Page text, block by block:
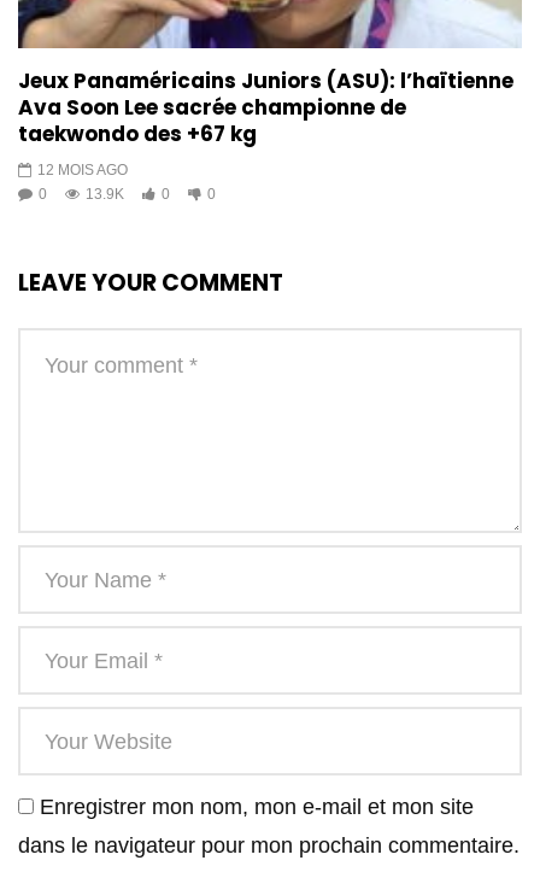
Jeux Panaméricains Juniors (ASU): l’haïtienne
Ava Soon Lee sacrée championne de
taekwondo des +67 kg
12 MOIS AGO
0
13.9K 0 0
LEAVE YOUR COMMENT
Enregistrer mon nom, mon e-mail et mon site
dans le navigateur pour mon prochain commentaire.